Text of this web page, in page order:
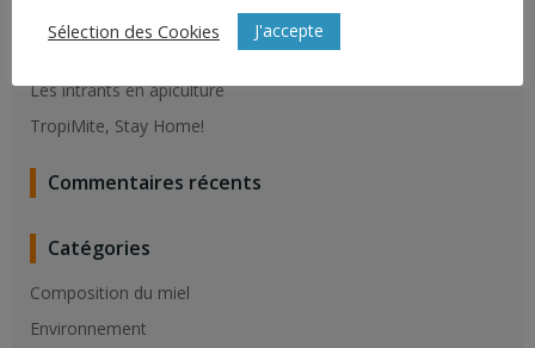
Résistance du varroa aux molécules de synthèse
Vaccination contre la loque Américaine
Les intrants en apiculture
TropiMite, Stay Home!
Commentaires récents
Catégories
Composition du miel
Environnement
Sélection des Cookies
J'accepte